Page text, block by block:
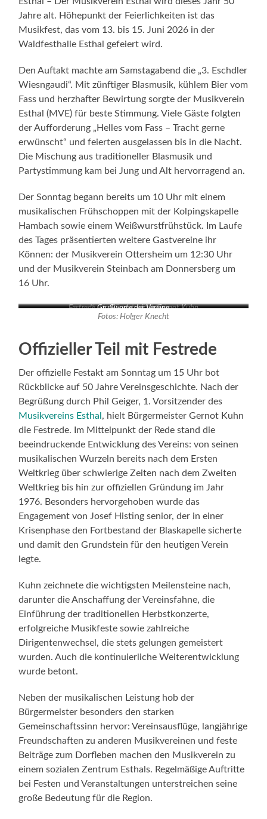
Jahre alt. Höhepunkt der Feierlichkeiten ist das
Musikfest, das vom 13. bis 15. Juni 2026 in der
Waldfesthalle Esthal gefeiert wird.
Den Auftakt machte am Samstagabend die „3. Eschdler
Wiesngaudi“. Mit zünftiger Blasmusik, kühlem Bier vom
Fass und herzhafter Bewirtung sorgte der Musikverein
Esthal (MVE) für beste Stimmung. Viele Gäste folgten
der Aufforderung „Helles vom Fass – Tracht gerne
erwünscht“ und feierten ausgelassen bis in die Nacht.
Die Mischung aus traditioneller Blasmusik und
Partystimmung kam bei Jung und Alt hervorragend an.
Der Sonntag begann bereits um 10 Uhr mit einem
musikalischen Frühschoppen mit der Kolpingskapelle
Hambach sowie einem Weißwurstfrühstück. Im Laufe
des Tages präsentierten weitere Gastvereine ihr
Können: der Musikverein Ottersheim um 12:30 Uhr
und der Musikverein Steinbach am Donnersberg um
16 Uhr.
1. Vorsitzender Phil Geiger
Festrede von Bürgermeister Gernot Kuhn
Grußworte der Vereine
Fotos: Holger Knecht
Offizieller Teil mit Festrede
Der offizielle Festakt am Sonntag um 15 Uhr bot
Rückblicke auf 50 Jahre Vereinsgeschichte. Nach der
Begrüßung durch Phil Geiger, 1. Vorsitzender des
Musikvereins Esthal , hielt Bürgermeister Gernot Kuhn
die Festrede. Im Mittelpunkt der Rede stand die
beeindruckende Entwicklung des Vereins: von seinen
musikalischen Wurzeln bereits nach dem Ersten
Weltkrieg über schwierige Zeiten nach dem Zweiten
Weltkrieg bis hin zur offiziellen Gründung im Jahr
1976. Besonders hervorgehoben wurde das
Engagement von Josef Histing senior, der in einer
Krisenphase den Fortbestand der Blaskapelle sicherte
und damit den Grundstein für den heutigen Verein
legte.
Kuhn zeichnete die wichtigsten Meilensteine nach,
darunter die Anschaffung der Vereinsfahne, die
Einführung der traditionellen Herbstkonzerte,
erfolgreiche Musikfeste sowie zahlreiche
Dirigentenwechsel, die stets gelungen gemeistert
wurden. Auch die kontinuierliche Weiterentwicklung
wurde betont.
Neben der musikalischen Leistung hob der
Bürgermeister besonders den starken
Gemeinschaftssinn hervor: Vereinsausflüge, langjährige
Freundschaften zu anderen Musikvereinen und feste
Beiträge zum Dorfleben machen den Musikverein zu
einem sozialen Zentrum Esthals. Regelmäßige Auftritte
bei Festen und Veranstaltungen unterstreichen seine
große Bedeutung für die Region.